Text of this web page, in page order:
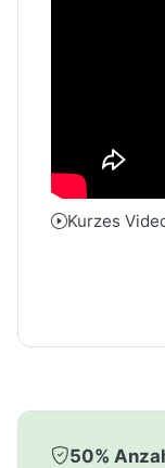
Kurzes
50%